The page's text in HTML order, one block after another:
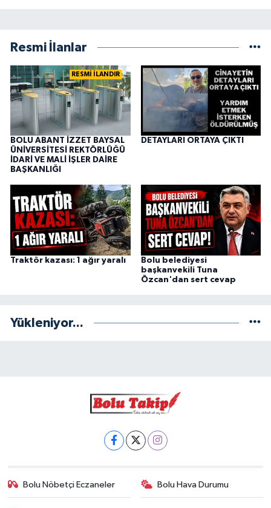
Resmi İlanlar
RESMİ İLANDIR
BOLU ABANT İZZET BAYSAL
ÜNİVERSİTESİ REKTÖRLÜĞÜ
İDARİ VE MALİ İŞLER DAİRE
BAŞKANLIĞI
DETAYLARI ORTAYA ÇIKTI
Traktör kazası: 1 ağır yaralı
Bolu belediyesi
başkanvekili Tuna
Özcan'dan sert cevap
Yükleniyor...
Bolu Nöbetçi Eczaneler Bolu Hava Durumu